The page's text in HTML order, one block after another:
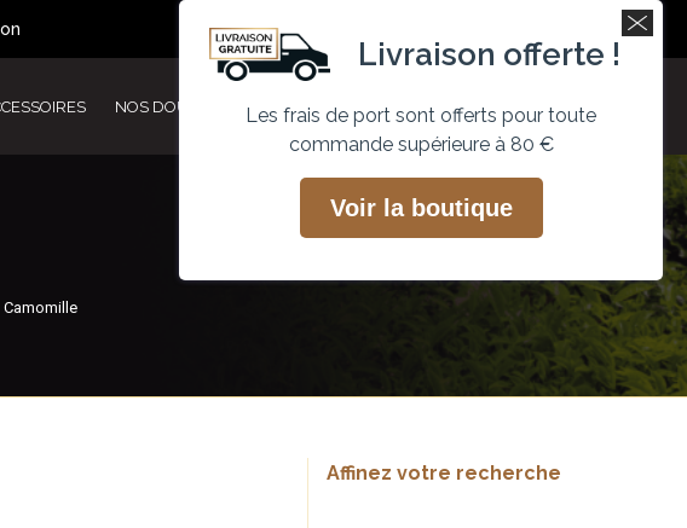
Mon compte
Facebook
in
window
Instagram
opens
in
NOS DOUCEURS ACTUALITÉS PROFESSIONNEL
Camomille
Affinez votre recherche
Livraison offerte !
Les frais de port sont offerts pour toute
commande supérieure à 80 €
Voir la boutique